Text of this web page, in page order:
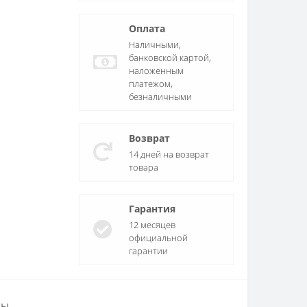
Оплата
Наличными,
банковской картой,
наложенным
платежом,
безналичными
Возврат
14 дней на возврат
товара
Гарантия
12 месяцев
официальной
гарантии